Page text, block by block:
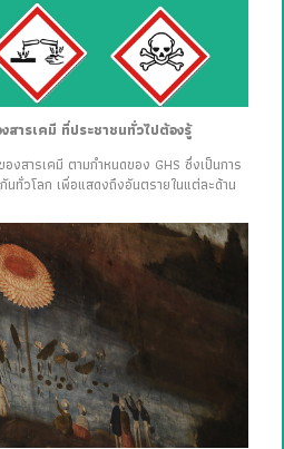
ารเคมี ที่ประชาชนทั่วไปต้องรู้
สารเคมี ตามกำหนดของ GHS ซึ่งเป็นการ
นทั่วโลก เพื่อแสดงถึงอันตรายในแต่ละด้าน